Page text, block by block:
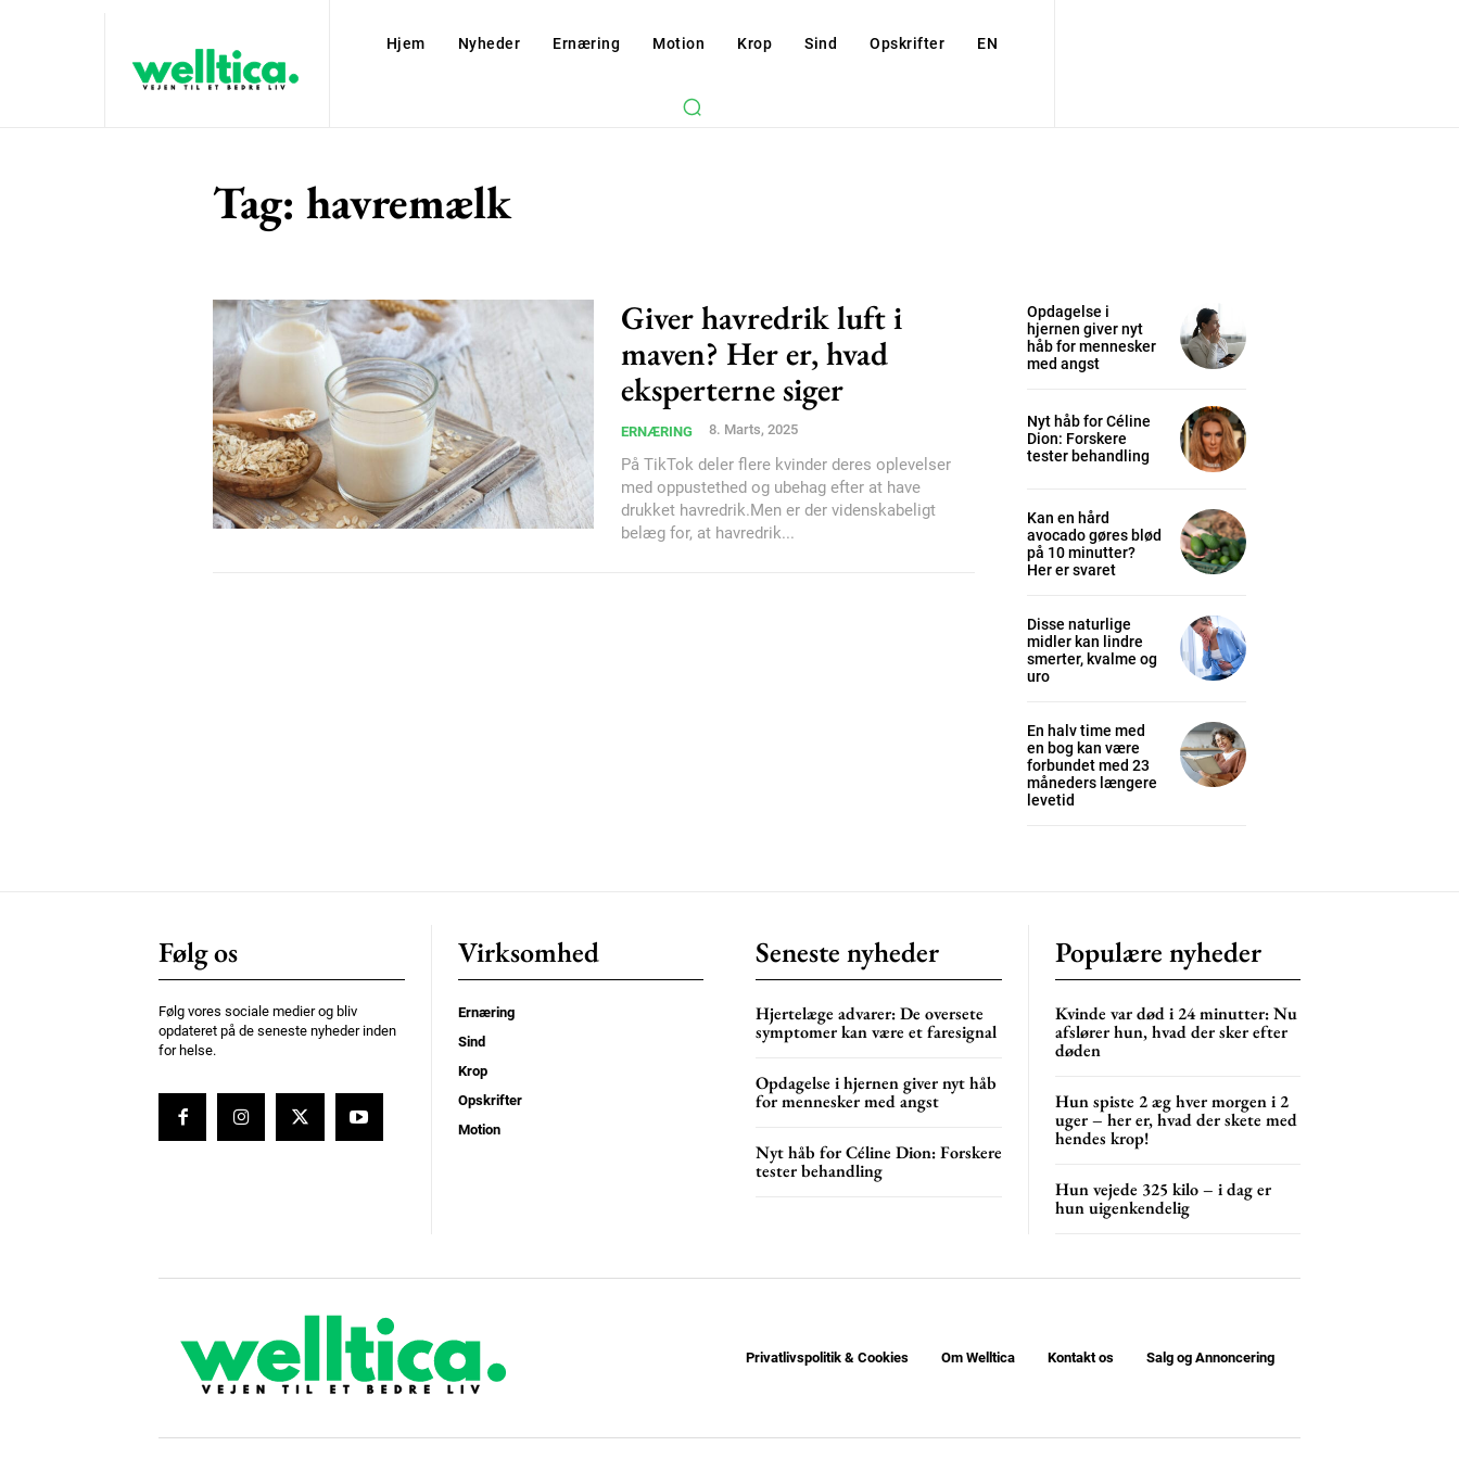
Subscription Plans
/ year
YEARLY PRICING MONTHLY PRICING
Hjem Nyheder Ernæring Motion Krop Sind Opskrifter EN
Tag: havremælk
Giver havredrik luft i
maven? Her er, hvad
eksperterne siger
ERNÆRING 8. Marts, 2025
På TikTok deler flere kvinder deres oplevelser
med oppustethed og ubehag efter at have
drukket havredrik.Men er der videnskabeligt
belæg for, at havredrik...
Opdagelse i
hjernen giver nyt
håb for mennesker
med angst
Nyt håb for Céline
Dion: Forskere
tester behandling
Kan en hård
avocado gøres blød
på 10 minutter?
Her er svaret
Disse naturlige
midler kan lindre
smerter, kvalme og
uro
En halv time med
en bog kan være
forbundet med 23
måneders længere
levetid
Følg os
Følg vores sociale medier og bliv
opdateret på de seneste nyheder inden
for helse.
Virksomhed
Ernæring
Sind
Krop
Opskrifter
Motion
Seneste nyheder
Hjertelæge advarer: De oversete
symptomer kan være et faresignal
Opdagelse i hjernen giver nyt håb
for mennesker med angst
Nyt håb for Céline Dion: Forskere
tester behandling
Populære nyheder
Kvinde var død i 24 minutter: Nu
afslører hun, hvad der sker efter
døden
Hun spiste 2 æg hver morgen i 2
uger – her er, hvad der skete med
hendes krop!
Hun vejede 325 kilo – i dag er
hun uigenkendelig
Privatlivspolitik & Cookies Om Welltica Kontakt os Salg og Annoncering